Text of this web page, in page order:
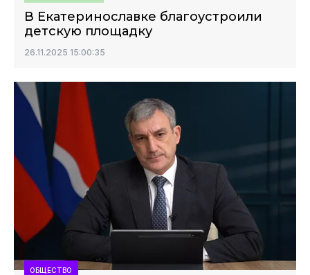
В Екатеринославке благоустроили
детскую площадку
26.11.2025 15:00:35
ОБЩЕСТВО